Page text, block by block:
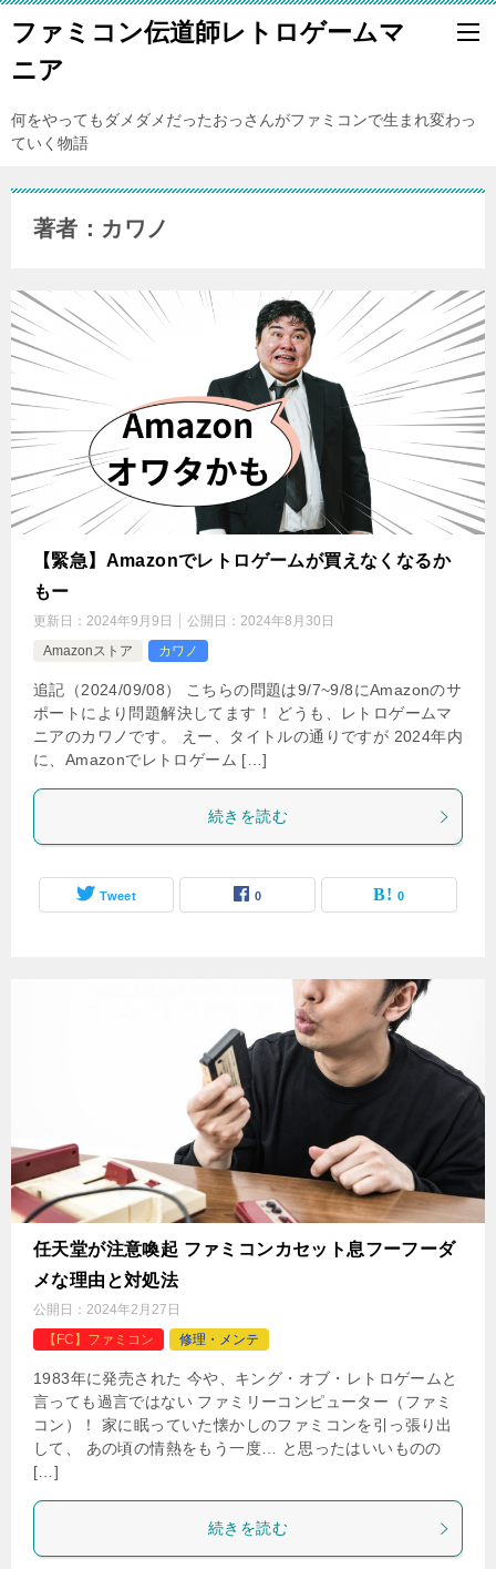
ファミコン伝道師レトロゲームマ
ニア
何をやってもダメダメだったおっさんがファミコンで生まれ変わっ
ていく物語
著者：カワノ
【緊急】Amazonでレトロゲームが買えなくなるか
もー
更新日： 2024年9月9日 公開日： 2024年8月30日
Amazonストア
カワノ
追記（2024/09/08） こちらの問題は9/7~9/8にAmazonのサ
ポートにより問題解決してます！ どうも、レトロゲームマ
ニアのカワノです。 えー、タイトルの通りですが 2024年内
に、Amazonでレトロゲーム […]
続きを読む
Tweet 0 0
任天堂が注意喚起 ファミコンカセット息フーフーダ
メな理由と対処法
公開日： 2024年2月27日
【FC】ファミコン
修理・メンテ
1983年に発売された 今や、キング・オブ・レトロゲームと
言っても過言ではない ファミリーコンピューター（ファミ
コン）！ 家に眠っていた懐かしのファミコンを引っ張り出
して、 あの頃の情熱をもう一度… と思ったはいいものの
[…]
続きを読む